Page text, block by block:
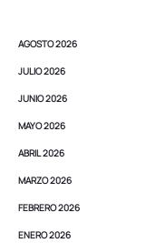
AGOSTO 2026
JULIO 2026
JUNIO 2026
MAYO 2026
ABRIL 2026
MARZO 2026
FEBRERO 2026
ENERO 2026